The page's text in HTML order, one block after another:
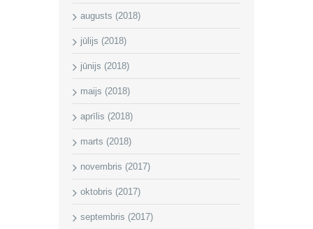
augusts (2018)
jūlijs (2018)
jūnijs (2018)
maijs (2018)
aprīlis (2018)
marts (2018)
novembris (2017)
oktobris (2017)
septembris (2017)